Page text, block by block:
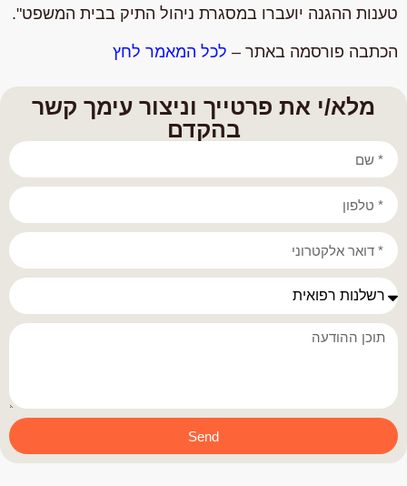
מלא/י את פרטייך וניצור עימך קשר
בהקדם
Send
טענות ההגנה יועברו במסגרת ניהול התיק בבית המשפט".
הכתבה פורסמה באתר – לכל המאמר לחץ